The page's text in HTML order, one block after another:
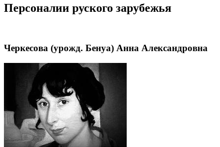
Персоналии руского зарубежья
Черкесова (урожд. Бенуа) Анна Александровна